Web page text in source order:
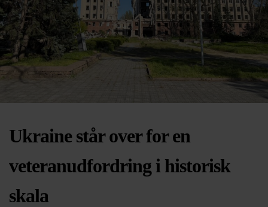
Ukraine står over for en
veteranudfordring i historisk
skala